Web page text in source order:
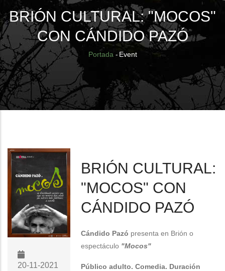
BRIÓN CULTURAL: "MOCOS"
CON CÁNDIDO PAZÓ
Breadcrumb
Portada - Event
20-11-2021
BRIÓN CULTURAL:
"MOCOS" CON
CÁNDIDO PAZÓ
Cándido Pazó presenta en Brión o
espectáculo "Mocos"
Público adulto. Comedia. Duración